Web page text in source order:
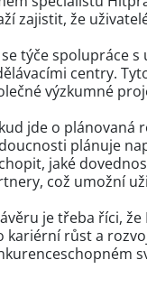
zajistit, že
se týče spolupráce
centry.
výzkumné
jde o plánovaná
plánuje
jaké
což umožní
je třeba říci,
kariérní růst a